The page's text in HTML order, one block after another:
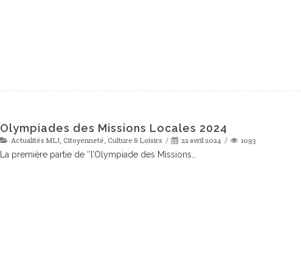
Olympiades des Missions Locales 2024
Actualités MLI Citoyenneté Culture & Loisirs 22 avril 2024 1093
La première partie de ‘’l’Olympiade des Missions…